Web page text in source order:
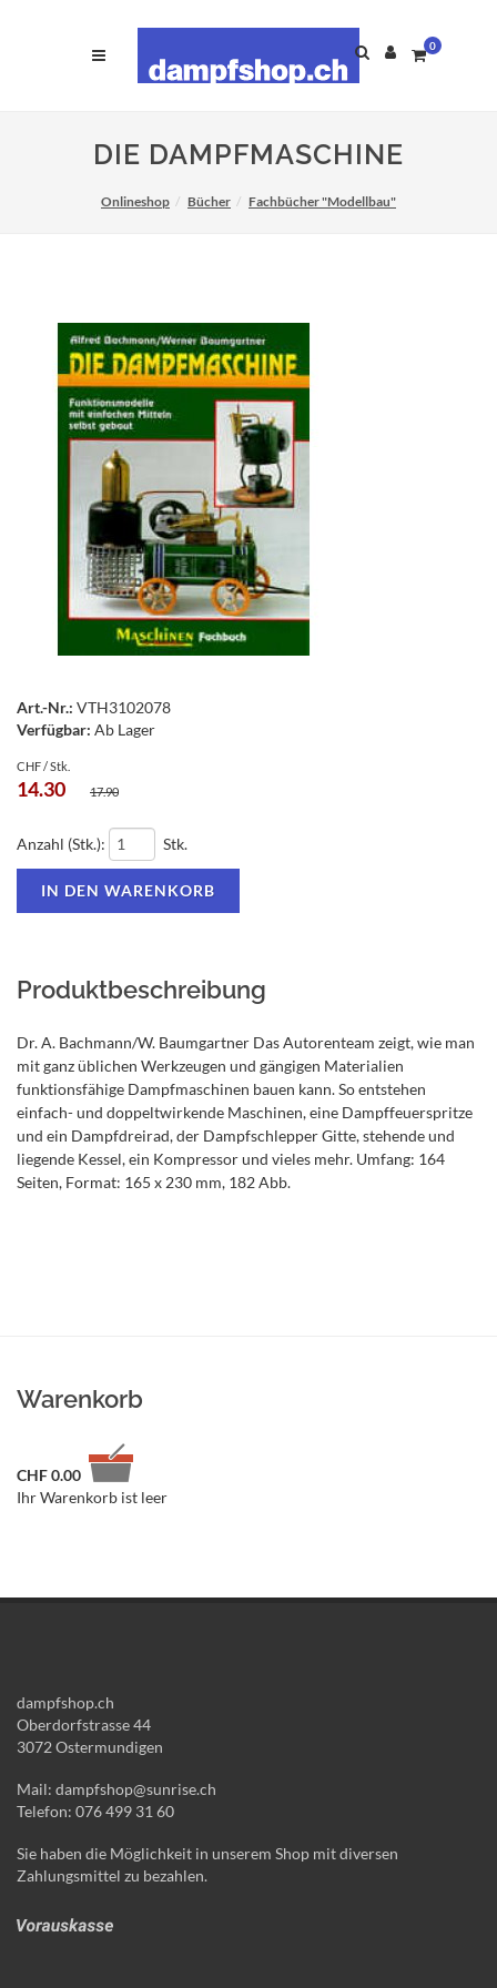
0
DIE DAMPFMASCHINE
Onlineshop Bücher Fachbücher "Modellbau"
Art.-Nr.: VTH3102078
Verfügbar: Ab Lager
CHF / Stk.
14.30 17.90
Anzahl (Stk.): Stk.
Produktbeschreibung
Dr. A. Bachmann/W. Baumgartner Das Autorenteam zeigt, wie man
mit ganz üblichen Werkzeugen und gängigen Materialien
funktionsfähige Dampfmaschinen bauen kann. So entstehen
einfach- und doppeltwirkende Maschinen, eine Dampffeuerspritze
und ein Dampfdreirad, der Dampfschlepper Gitte, stehende und
liegende Kessel, ein Kompressor und vieles mehr. Umfang: 164
Seiten, Format: 165 x 230 mm, 182 Abb.
Warenkorb
CHF0.00
Ihr Warenkorb ist leer
dampfshop.ch
Oberdorfstrasse 44
3072 Ostermundigen
Mail: dampfshop@sunrise.ch
Telefon: 076 499 31 60
Sie haben die Möglichkeit in unserem Shop mit diversen
Zahlungsmittel zu bezahlen.